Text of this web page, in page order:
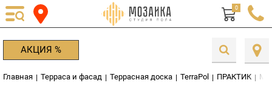
0
АКЦИЯ %
Главная | Терраса и фасад | Террасная доска | TerraPol | ПРАКТИК |